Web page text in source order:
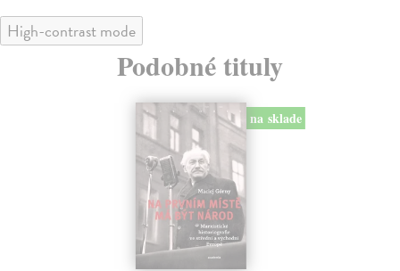
High-contrast mode
Podobné tituly
na sklade